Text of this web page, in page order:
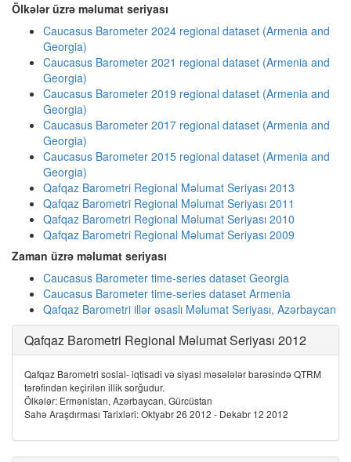
Ölkələr üzrə məlumat seriyası
Caucasus Barometer 2024 regional dataset (Armenia and
Georgia)
Caucasus Barometer 2021 regional dataset (Armenia and
Georgia)
Caucasus Barometer 2019 regional dataset (Armenia and
Georgia)
Caucasus Barometer 2017 regional dataset (Armenia and
Georgia)
Caucasus Barometer 2015 regional dataset (Armenia and
Georgia)
Qafqaz Barometri Regional Məlumat Seriyası 2013
Qafqaz Barometri Regional Məlumat Seriyası 2011
Qafqaz Barometri Regional Məlumat Seriyası 2010
Qafqaz Barometri Regional Məlumat Seriyası 2009
Zaman üzrə məlumat seriyası
Caucasus Barometer time-series dataset Georgia
Caucasus Barometer time-series dataset Armenia
Qafqaz Barometri illər əsaslı Məlumat Seriyası, Azərbaycan
Qafqaz Barometri Regional Məlumat Seriyası 2012
Qafqaz Barometri sosial- iqtisadi və siyasi məsələlər barəsində QTRM
tərəfindən keçirilən illik sorğudur.
Ölkələr: Ermənistan, Azərbaycan, Gürcüstan
Sahə Araşdırması Tarixləri: Oktyabr 26 2012 - Dekabr 12 2012